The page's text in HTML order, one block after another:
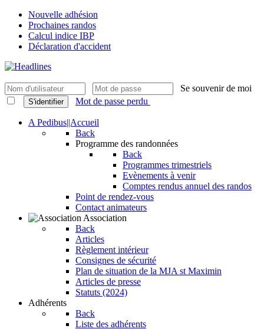
Nouvelle adhésion
Prochaines randos
Calcul indice IBP
Déclaration d'accident
Se souvenir de moi
S'identifier Mot de passe perdu
A Pedibus||Accueil
Back
Programme des randonnées
Back
Programmes trimestriels
Evènements à venir
Comptes rendus annuel des randos
Point de rendez-vous
Contact animateurs
Association
Back
Articles
Règlement intérieur
Consignes de sécurité
Plan de situation de la MJA st Maximin
Articles de presse
Statuts (2024)
Adhérents
Back
Liste des adhérents